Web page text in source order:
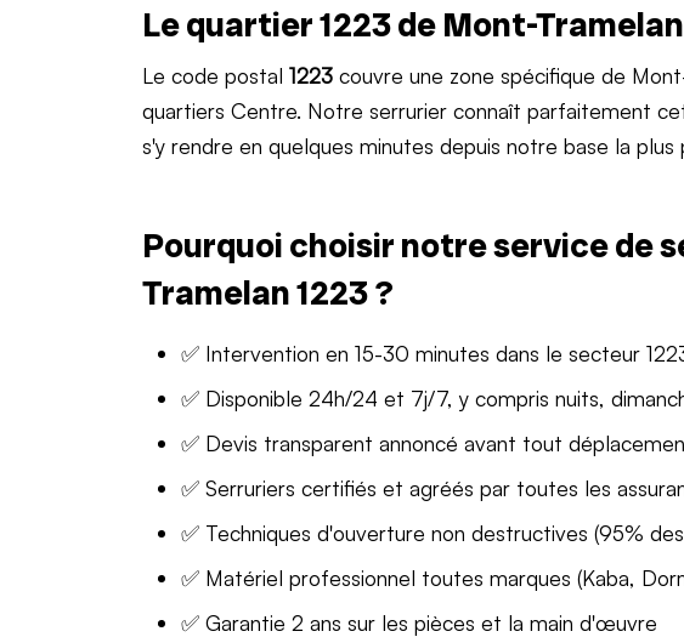
Le quartier 1223 de Mont-Tramelan
Le code postal 1223 couvre une zone spécifique de
quartiers Centre. Notre serrurier connaît parfaitement
s'y rendre en quelques minutes depuis notre base la plus
Pourquoi choisir notre service de
Tramelan 1223 ?
✅ Intervention en 15-30 minutes dans le secteur
✅ Disponible 24h/24 et 7j/7, y compris nuits,
✅ Devis transparent annoncé avant tout
✅ Serruriers certifiés et agréés par toutes les
✅ Techniques d'ouverture non destructives (95%
✅ Matériel professionnel toutes marques (Kaba,
✅ Garantie 2 ans sur les pièces et la main d'œuvre